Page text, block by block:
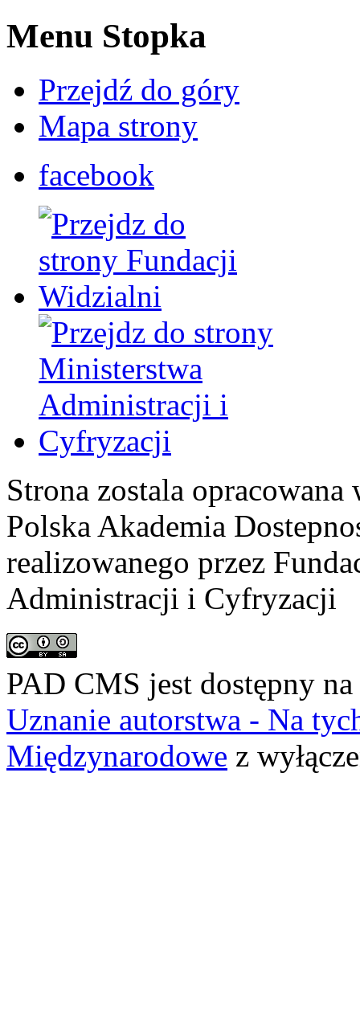
Menu Stopka
Przejdź do góry
Mapa strony
facebook
Strona zostala
Polska Akademia
realizowanego przez
Administracji i Cyfryzacji
PAD CMS jest dostępny na
Uznanie autorstwa - Na
Międzynarodowe z